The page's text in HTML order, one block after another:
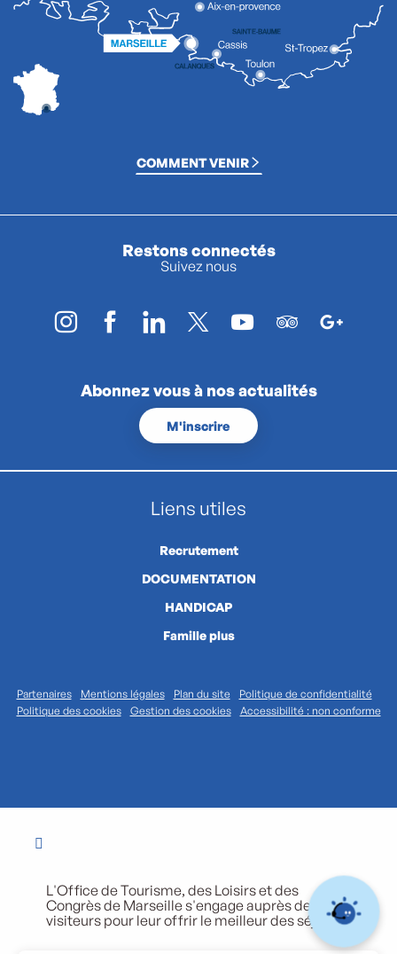
COMMENT VENIR
Restons connectés
Suivez nous
Abonnez vous à nos actualités
M'inscrire
Liens utiles
Recrutement
DOCUMENTATION
HANDICAP
Famille plus
Partenaires Mentions légales Plan du site
Politique de confidentialité
Politique des cookies
Gestion des cookies Accessibilité : non conforme
L'Office de Tourisme, des Loisirs et des
Congrès de Marseille s'engage auprès de ses
visiteurs pour leur offrir le meilleur des séjours.